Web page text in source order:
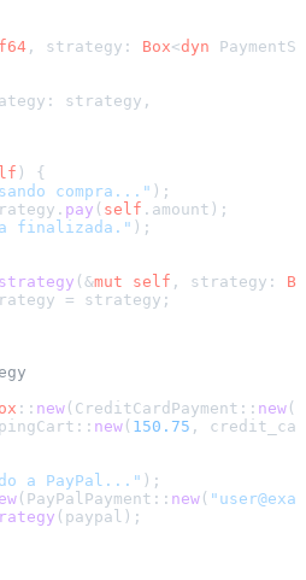
f64 , strategy: Box<dyn
strategy,
) {
compra..." );
pay ( self .amount);
finalizada." );
(&mut self , strategy:
= strategy;
:: new (CreditCardPayment:: new (
new ( 150.75 ,
a PayPal..." );
(PayPalPayment:: new (
(paypal);